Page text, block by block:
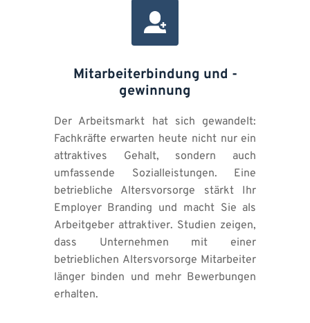
Mitarbeiterbindung und -
gewinnung
Der Arbeitsmarkt hat sich gewandelt:
Fachkräfte erwarten heute nicht nur ein
attraktives Gehalt, sondern auch
umfassende Sozialleistungen. Eine
betriebliche Altersvorsorge stärkt Ihr
Employer Branding und macht Sie als
Arbeitgeber attraktiver. Studien zeigen,
dass Unternehmen mit einer
betrieblichen Altersvorsorge Mitarbeiter
länger binden und mehr Bewerbungen
erhalten.